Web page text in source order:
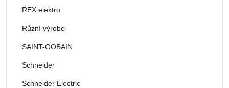
REX elektro
Různí výrobci
SAINT-GOBAIN
Schneider
Schneider Electric